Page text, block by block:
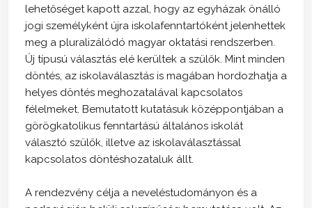
lehetőséget kapott azzal, hogy az egyházak önálló
jogi személyként újra iskolafenntartóként jelenhettek
meg a pluralizálódó magyar oktatási rendszerben.
Új típusú választás elé kerültek a szülők. Mint minden
döntés, az iskolaválasztás is magában hordozhatja a
helyes döntés meghozatalával kapcsolatos
félelmeket. Bemutatott kutatásuk középpontjában a
görögkatolikus fenntartású általános iskolát
választó szülők, illetve az iskolaválasztással
kapcsolatos döntéshozataluk állt.
A rendezvény célja a neveléstudományon és a